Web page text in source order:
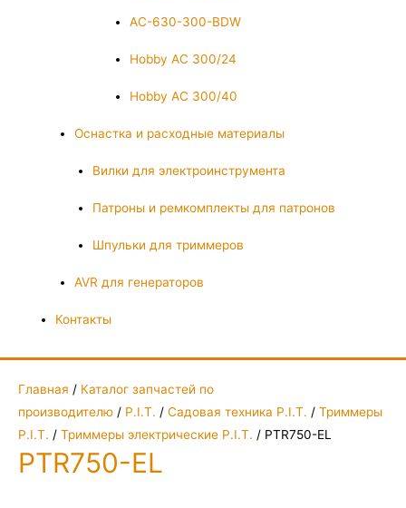
AC-630-300-BDW
Hobby AC 300/24
Hobby AC 300/40
Оснастка и расходные материалы
Вилки для электроинструмента
Патроны и ремкомплекты для патронов
Шпульки для триммеров
AVR для генераторов
Контакты
Главная / Каталог запчастей по
производителю / P.I.T. / Садовая техника P.I.T. / Триммеры
P.I.T. / Триммеры электрические P.I.T. / PTR750-EL
PTR750-EL